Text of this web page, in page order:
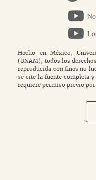
Hecho en México,
(UNAM), todos los
reproducida con fines no
se cite la fuente completa
requiere permiso previo